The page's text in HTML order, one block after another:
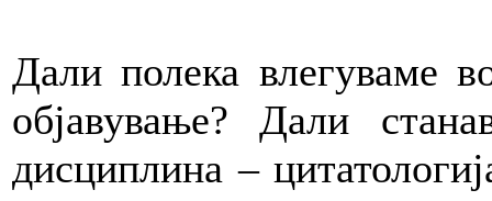
Дали полека влегуваме
објавување? Дали
дисциплина –